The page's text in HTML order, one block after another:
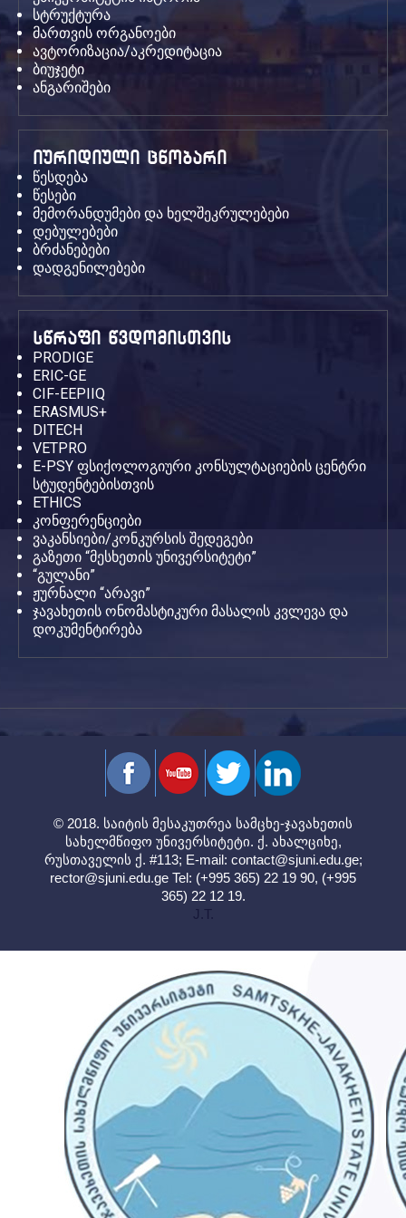
სტრუქტურა
მართვის ორგანოები
ავტორიზაცია/აკრედიტაცია
ბიუჯეტი
ანგარიშები
იურიდიული ცნობარი
წესდება
წესები
მემორანდუმები და ხელშეკრულებები
დებულებები
ბრძანებები
დადგენილებები
სწრაფი წვდომისთვის
PRODIGE
ERIC-GE
CIF-EEPIIQ
ERASMUS+
DITECH
VETPRO
E-PSY ფსიქოლოგიური კონსულტაციების ცენტრი
სტუდენტებისთვის
ETHICS
კონფერენციები
ვაკანსიები/კონკურსის შედეგები
გაზეთი “მესხეთის უნივერსიტეტი”
“გულანი”
ჟურნალი “არავი”
ჯავახეთის ონომასტიკური მასალის კვლევა და
დოკუმენტირება
© 2018. საიტის მესაკუთრეა სამცხე-ჯავახეთის
სახელმწიფო უნივერსიტეტი. ქ. ახალციხე,
რუსთაველის ქ. #113; E-mail: contact@sjuni.edu.ge;
rector@sjuni.edu.ge Tel: (+995 365) 22 19 90, (+995
365) 22 12 19.
J.T.